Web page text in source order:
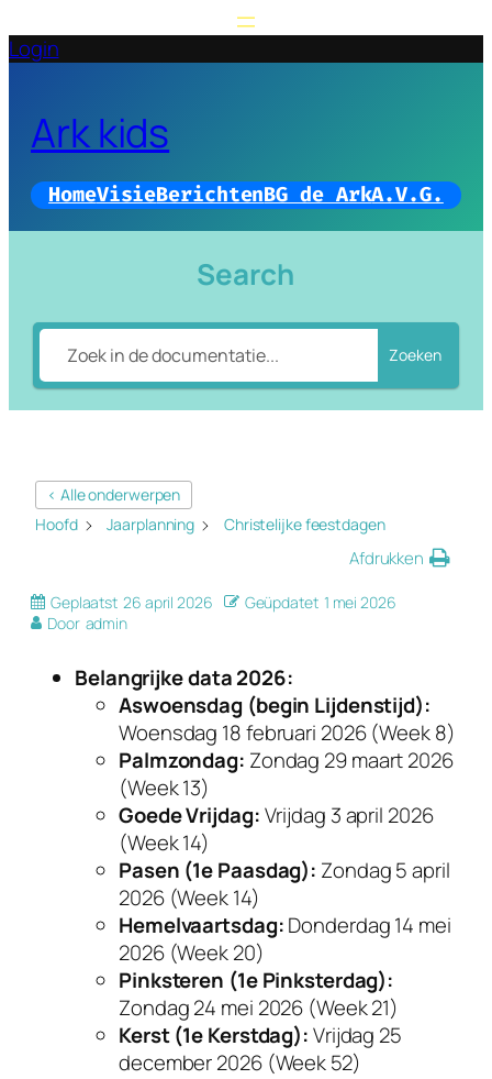
Login
Ark kids
HomeVisieBerichtenBG de ArkA.V.G.
Search
Zoeken
< Alle onderwerpen
Hoofd
Jaarplanning Christelijke feestdagen
Afdrukken
Geplaatst 26 april 2026 Geüpdatet 1 mei 2026
Door admin
Belangrijke data 2026:
Aswoensdag (begin Lijdenstijd):
Woensdag 18 februari 2026 (Week 8)
Palmzondag: Zondag 29 maart 2026
(Week 13)
Goede Vrijdag:Vrijdag 3 april 2026
(Week 14)
Pasen (1e Paasdag): Zondag 5 april
2026 (Week 14)
Hemelvaartsdag:Donderdag 14 mei
2026 (Week 20)
Pinksteren (1e Pinksterdag):
Zondag 24 mei 2026 (Week 21)
Kerst (1e Kerstdag):Vrijdag 25
december 2026 (Week 52)